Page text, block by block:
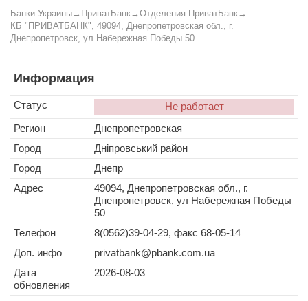
Банки Украины→ ПриватБанк→ Отделения ПриватБанк→
КБ "ПРИВАТБАНК", 49094, Днепропетровская обл., г.
Днепропетровск, ул Набережная Победы 50
Информация
Статус
Не работает
Регион
Днепропетровская
Город
Дніпровський район
Город
Днепр
Адрес
49094, Днепропетровская обл., г.
Днепропетровск, ул Набережная Победы
50
Телефон
8(0562)39-04-29, факс 68-05-14
Доп. инфо
privatbank@pbank.com.ua
Дата
обновления
2026-08-03